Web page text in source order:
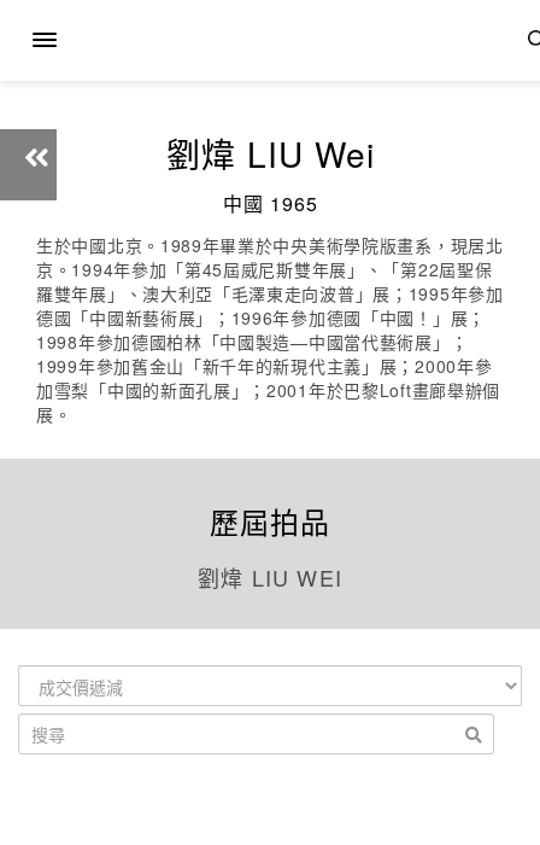
劉煒 LIU Wei
中國 1965
生於中國北京。1989年畢業於中央美術學院版畫系，現居北
京。1994年參加「第45屆威尼斯雙年展」、「第22屆聖保
羅雙年展」、澳大利亞「毛澤東走向波普」展；1995年參加
德國「中國新藝術展」；1996年參加德國「中國！」展；
1998年參加德國柏林「中國製造—中國當代藝術展」；
1999年參加舊金山「新千年的新現代主義」展；2000年參
加雪梨「中國的新面孔展」；2001年於巴黎Loft畫廊舉辦個
展。
歷屆拍品
劉煒 LIU WEI